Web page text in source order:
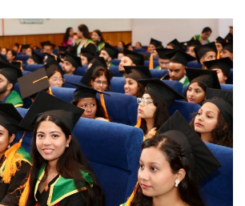
रौतहटमा चट्याङ लाग्दा एककोे मृत्यु
श्रीमती बलात्कार मुद्दामा श्रीमान्लाई छ महिना
कैद, एक लाख रुपैयाँ क्षतिपूर्ति